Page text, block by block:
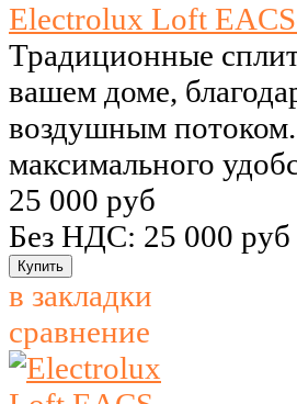
Electrolux Loft
Традиционные
вашем доме,
воздушным
максимального
25 000 руб
Без НДС: 25 000 руб
в закладки
сравнение